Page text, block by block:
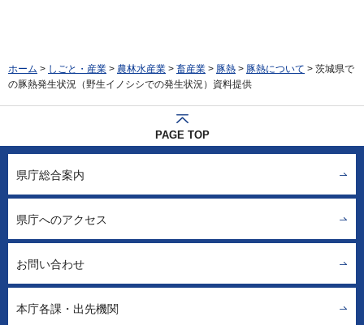
ホーム > しごと・産業 > 農林水産業 > 畜産業 > 豚熱 > 豚熱について > 茨城県で
の豚熱発生状況（野生イノシシでの発生状況）資料提供
PAGE TOP
県庁総合案内
県庁へのアクセス
お問い合わせ
本庁各課・出先機関